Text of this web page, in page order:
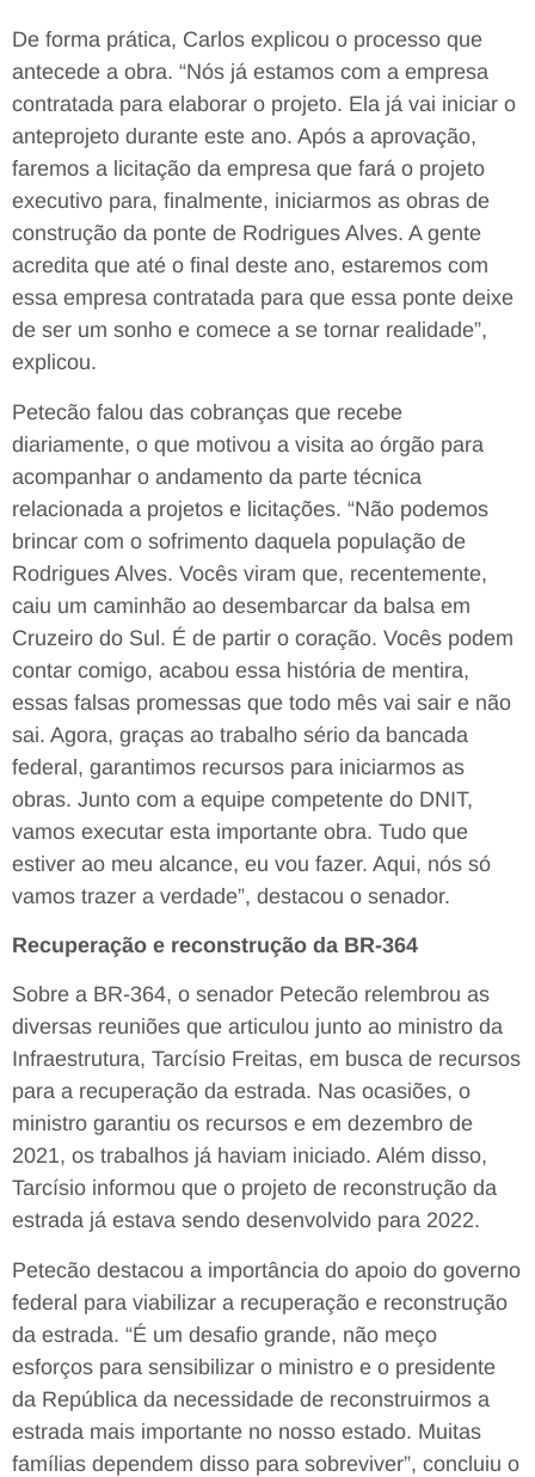
De forma prática, Carlos explicou o processo que
antecede a obra. “Nós já estamos com a empresa
contratada para elaborar o projeto. Ela já vai iniciar o
anteprojeto durante este ano. Após a aprovação,
faremos a licitação da empresa que fará o projeto
executivo para, finalmente, iniciarmos as obras de
construção da ponte de Rodrigues Alves. A gente
acredita que até o final deste ano, estaremos com
essa empresa contratada para que essa ponte deixe
de ser um sonho e comece a se tornar realidade”,
explicou.
Petecão falou das cobranças que recebe
diariamente, o que motivou a visita ao órgão para
acompanhar o andamento da parte técnica
relacionada a projetos e licitações. “Não podemos
brincar com o sofrimento daquela população de
Rodrigues Alves. Vocês viram que, recentemente,
caiu um caminhão ao desembarcar da balsa em
Cruzeiro do Sul. É de partir o coração. Vocês podem
contar comigo, acabou essa história de mentira,
essas falsas promessas que todo mês vai sair e não
sai. Agora, graças ao trabalho sério da bancada
federal, garantimos recursos para iniciarmos as
obras. Junto com a equipe competente do DNIT,
vamos executar esta importante obra. Tudo que
estiver ao meu alcance, eu vou fazer. Aqui, nós só
vamos trazer a verdade”, destacou o senador.
Recuperação e reconstrução da BR-364
Sobre a BR-364, o senador Petecão relembrou as
diversas reuniões que articulou junto ao ministro da
Infraestrutura, Tarcísio Freitas, em busca de recursos
para a recuperação da estrada. Nas ocasiões, o
ministro garantiu os recursos e em dezembro de
2021, os trabalhos já haviam iniciado. Além disso,
Tarcísio informou que o projeto de reconstrução da
estrada já estava sendo desenvolvido para 2022.
Petecão destacou a importância do apoio do governo
federal para viabilizar a recuperação e reconstrução
da estrada. “É um desafio grande, não meço
esforços para sensibilizar o ministro e o presidente
da República da necessidade de reconstruirmos a
estrada mais importante no nosso estado. Muitas
famílias dependem disso para sobreviver”, concluiu o